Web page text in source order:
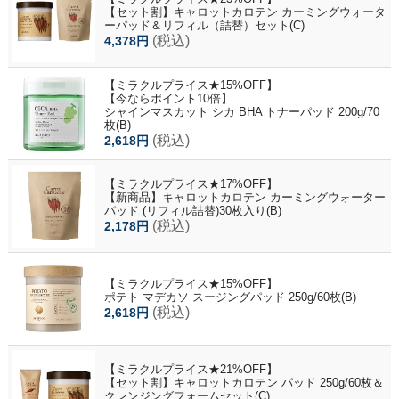
【セット割】キャロットカロテン カーミングウォータ
ーパッド＆リフィル（詰替）セット(C)
4,378円 (税込)
【ミラクルプライス★15%OFF】
【今ならポイント10倍】
シャインマスカット シカ BHA トナーパッド 200g/70
枚(B)
2,618円 (税込)
【ミラクルプライス★17%OFF】
【新商品】キャロットカロテン カーミングウォーター
パッド (リフィル詰替)30枚入り(B)
2,178円 (税込)
【ミラクルプライス★15%OFF】
ポテト マデカソ スージングパッド 250g/60枚(B)
2,618円 (税込)
【ミラクルプライス★21%OFF】
【セット割】キャロットカロテン パッド 250g/60枚＆
クレンジングフォームセット(C)